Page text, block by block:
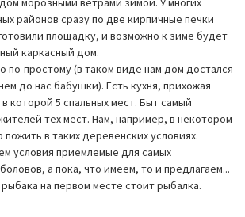
районов сразу по две кирпичные печки
площадку, и возможно к зиме будет
каркасный дом.
по-простому (в таком виде нам дом достался
до нас бабушки). Есть кухня, прихожая
которой 5 спальных мест. Быт самый
тех мест. Нам, например, в некотором
в таких деревенских условиях.
условия приемлемые для самых
а пока, что имеем, то и предлагаем...
на первом месте стоит рыбалка.